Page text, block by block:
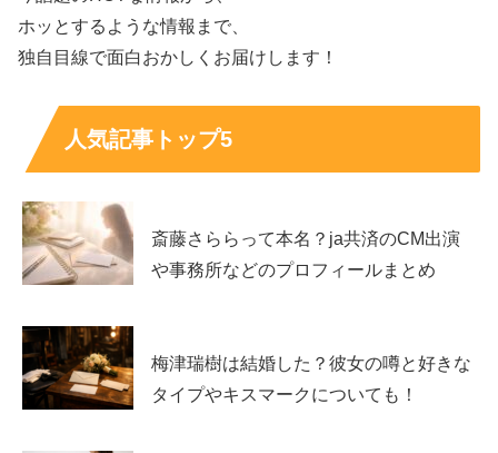
売り切れ・取扱い差に注意：ローソンの日
を外さないコツ
最後に、ローソンの日にありがちな「行ったのに無かっ
く、店舗ごとの入荷差も出るため、気合いだけでは解決し
ません。ポイントは、動き方をパターン化 することです。
ホッとするような情報まで、
独自目線で面白おかしくお届けします！
人気記事トップ5
斎藤さららって本名？ja共済のCM出演
や事務所などのプロフィールまとめ
梅津瑞樹は結婚した？彼女の噂と好きな
タイプやキスマークについても！